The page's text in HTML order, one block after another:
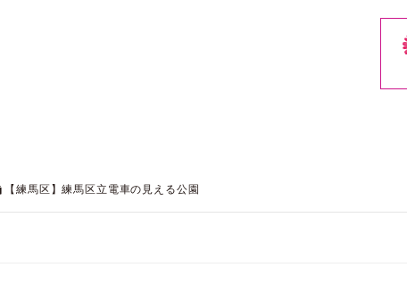
【練馬区】練馬区立電車の見える公園